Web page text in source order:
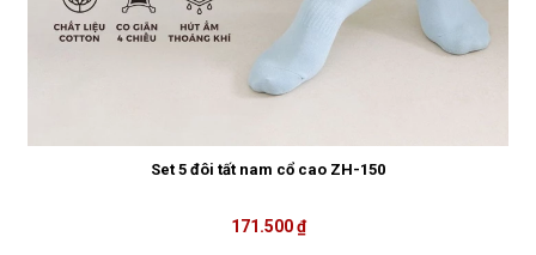
Set 5 đôi tất nam cổ cao ZH-150
171.500 ₫